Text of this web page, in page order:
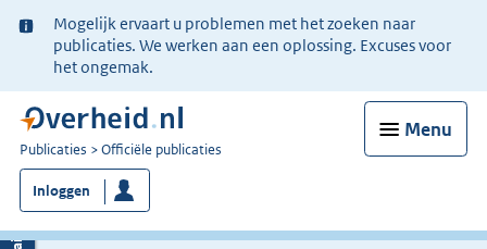
Ter
informatie:
Mogelijk ervaart u problemen met het zoeken naar
publicaties. We werken aan een oplossing. Excuses voor
het ongemak.
Menu
U
bent
nu
hier:
Publicaties Officiële publicaties
Inloggen